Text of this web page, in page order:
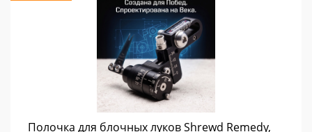
Полочка для блочных луков Shrewd Remedy,